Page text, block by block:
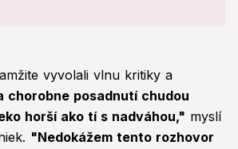
vyvolali vlnu kritiky a
chorobne posadnutí chudou
horší ako tí s nadváhou," myslí
"Nedokážem tento rozhovor